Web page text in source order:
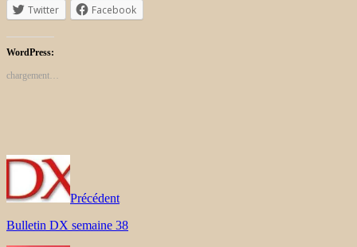
Twitter Facebook
WordPress:
chargement…
Précédent
Bulletin DX semaine 38